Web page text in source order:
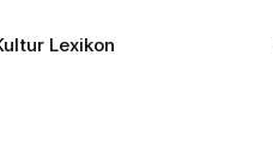
Lexikon